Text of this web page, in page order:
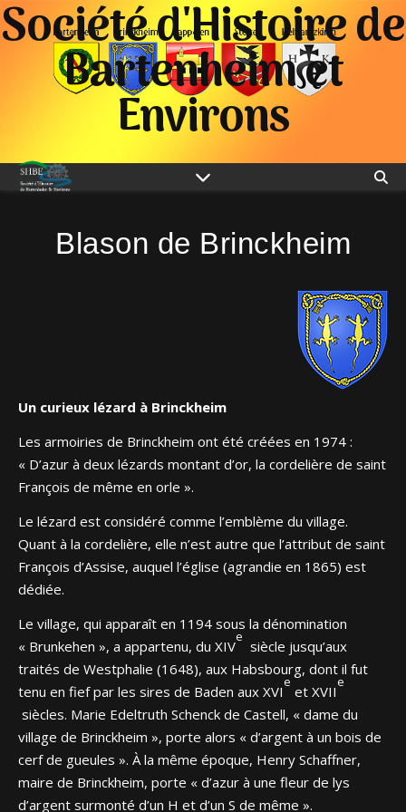
Société d'Histoire de
Bartenheim et
Environs
Blason de Brinckheim
Un curieux lézard à Brinckheim
Les armoiries de Brinckheim ont été créées en 1974 :
« D’azur à deux lézards montant d’or, la cordelière de saint
François de même en orle ».
Le lézard est considéré comme l’emblème du village.
Quant à la cordelière, elle n’est autre que l’attribut de saint
François d’Assise, auquel l’église (agrandie en 1865) est
dédiée.
Le village, qui apparaît en 1194 sous la dénomination
« Brunkehen », a appartenu, du XIV
e
siècle jusqu’aux
traités de Westphalie (1648), aux Habsbourg, dont il fut
tenu en fief par les sires de Baden aux XVI
e
et XVII
e
siècles. Marie Edeltruth Schenck de Castell, « dame du
village de Brinckheim », porte alors « d’argent à un bois de
cerf de gueules ». À la même époque, Henry Schaffner,
maire de Brinckheim, porte « d’azur à une fleur de lys
d’argent surmonté d’un H et d’un S de même ».